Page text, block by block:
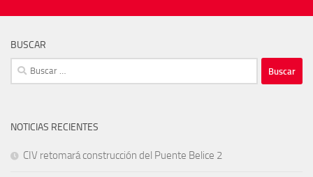
BUSCAR
Buscar:
NOTICIAS RECIENTES
CIV retomará construcción del Puente Belice 2